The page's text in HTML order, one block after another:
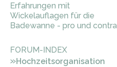
Erfahrungen mit
Wickelauflagen für die
Badewanne - pro und contra
FORUM-INDEX
»Hochzeitsorganisation